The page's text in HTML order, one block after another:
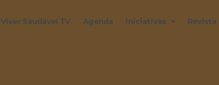
Viver Saudável TV Agenda Iniciativas Revista